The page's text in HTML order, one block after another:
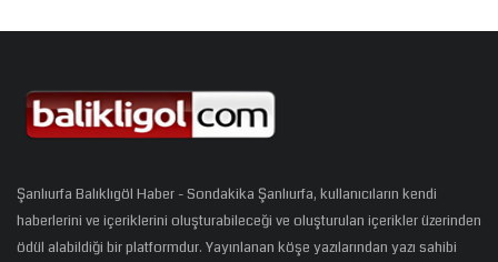
Şanlıurfa Balıklıgöl Haber - Sondakika Şanlıurfa, kullanıcıların kendi
haberlerini ve içeriklerini oluşturabileceği ve oluşturulan içerikler üzerinden
ödül alabildiği bir platformdur. Yayınlanan köşe yazılarından yazı sahibi